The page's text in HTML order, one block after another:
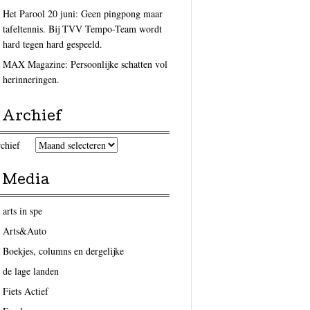
Het Parool 20 juni: Geen pingpong maar
tafeltennis. Bij TVV Tempo-Team wordt
hard tegen hard gespeeld.
MAX Magazine: Persoonlijke schatten vol
herinneringen.
Archief
Media
arts in spe
Arts&Auto
Boekjes, columns en dergelijke
de lage landen
Fiets Actief